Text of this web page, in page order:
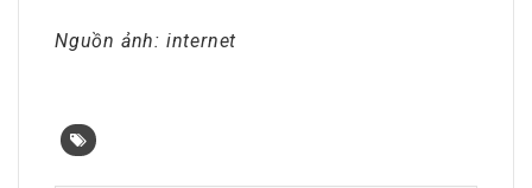
Nguồn ảnh: internet